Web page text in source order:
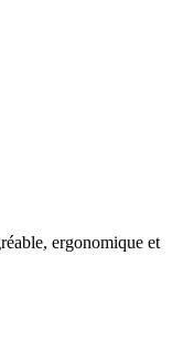
ergonomique et